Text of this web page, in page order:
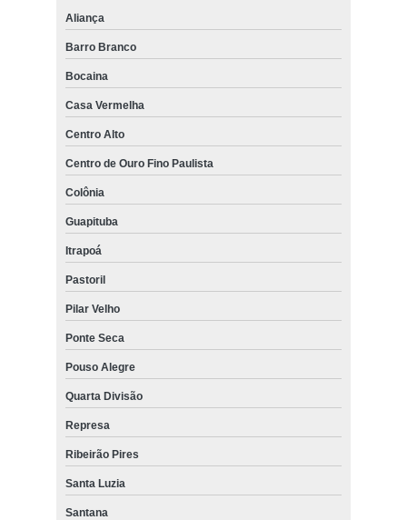
Aliança
Barro Branco
Bocaina
Casa Vermelha
Centro Alto
Centro de Ouro Fino Paulista
Colônia
Guapituba
Itrapoá
Pastoril
Pilar Velho
Ponte Seca
Pouso Alegre
Quarta Divisão
Represa
Ribeirão Pires
Santa Luzia
Santana